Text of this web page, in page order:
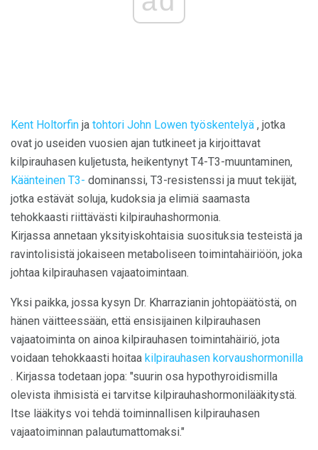
Kent Holtorfin ja tohtori John Lowen työskentelyä , jotka
ovat jo useiden vuosien ajan tutkineet ja kirjoittavat
kilpirauhasen kuljetusta, heikentynyt T4-T3-muuntaminen,
Käänteinen T3- dominanssi, T3-resistenssi ja muut tekijät,
jotka estävät soluja, kudoksia ja elimiä saamasta
tehokkaasti riittävästi kilpirauhashormonia.
Kirjassa annetaan yksityiskohtaisia ​​suosituksia testeistä ja
ravintolisistä jokaiseen metaboliseen toimintahäiriöön, joka
johtaa kilpirauhasen vajaatoimintaan.
Yksi paikka, jossa kysyn Dr. Kharrazianin johtopäätöstä, on
hänen väitteessään, että ensisijainen kilpirauhasen
vajaatoiminta on ainoa kilpirauhasen toimintahäiriö, jota
voidaan tehokkaasti hoitaa kilpirauhasen korvaushormonilla
. Kirjassa todetaan jopa: "suurin osa hypothyroidismilla
olevista ihmisistä ei tarvitse kilpirauhashormonilääkitystä.
Itse lääkitys voi tehdä toiminnallisen kilpirauhasen
vajaatoiminnan palautumattomaksi."